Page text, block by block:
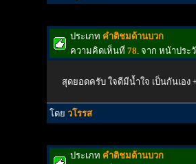
ประเภท คำติชมด้านบวก
ความคิดเห็นที่ 78. จาก หน้าประ
สุดยอดครับ ใจดีมีนํ้าใจ เป็นกันเอง
โดย วโรรส
ประเภท คำติชมด้านบวก